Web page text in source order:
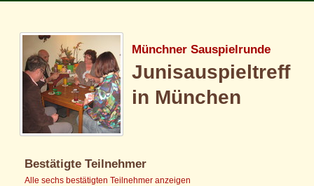
Münchner Sauspielrunde
Junisauspieltreff
in München
Bestätigte Teilnehmer
Alle sechs bestätigten Teilnehmer anzeigen